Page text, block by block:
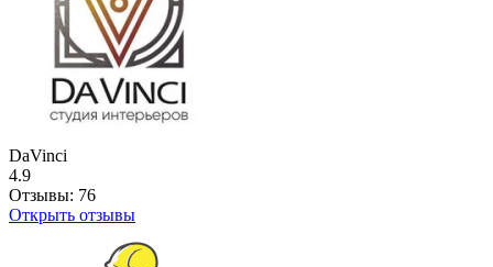
DaVinci
4.9
Отзывы: 76
Открыть отзывы